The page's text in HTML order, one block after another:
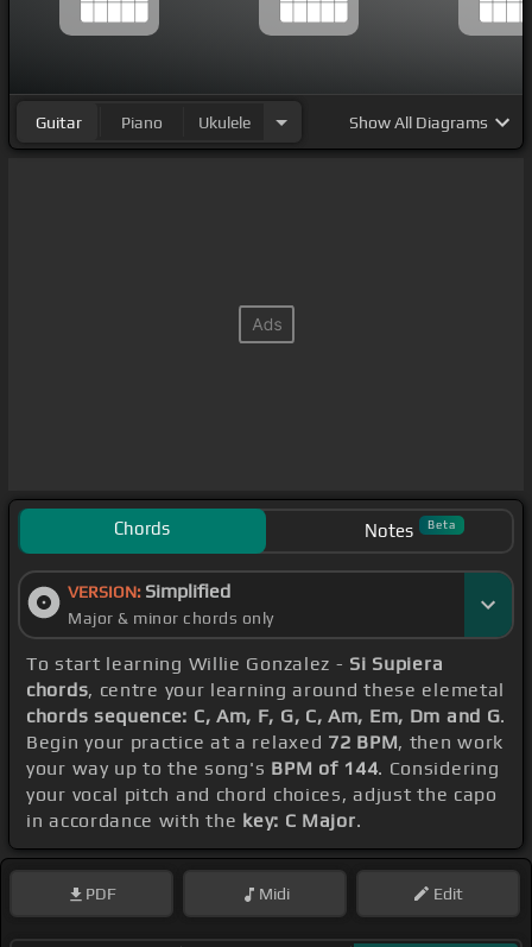
es que[C]ella es en mi vida lo[Am]
que más lo
para mí
Guitar Piano Ukulele ShowAll Diagrams
Chords Notes Beta
VERSION: Simplified
Major & minor chords only
To start learning Willie Gonzalez - Si Supiera
chords, centre your learning around these elemetal
chords sequence: C, Am, F, G, C, Am, Em, Dm and G.
Begin your practice at a relaxed 72 BPM, then work
your way up to the song's BPM of 144. Considering
your vocal pitch and chord choices, adjust the capo
in accordance with the key: C Major.
PDF Midi Edit